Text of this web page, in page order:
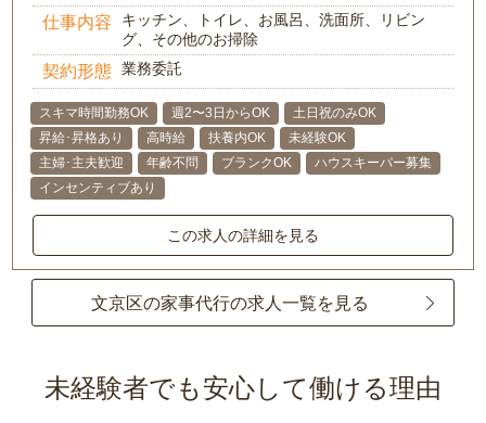
仕事内容
キッチン、トイレ、お風呂、洗面所、リビン
グ、その他のお掃除
契約形態 業務委託
スキマ時間勤務OK 週2〜3日からOK
土日祝のみOK
昇給･昇格あり
高時給 扶養内OK
未経験OK
主婦･主夫歓迎
年齢不問 ブランクOK
ハウスキーパー募集
インセンティブあり
この求人の詳細を見る
文京区の家事代行の求人一覧を見る
未経験者でも安心して働ける理由